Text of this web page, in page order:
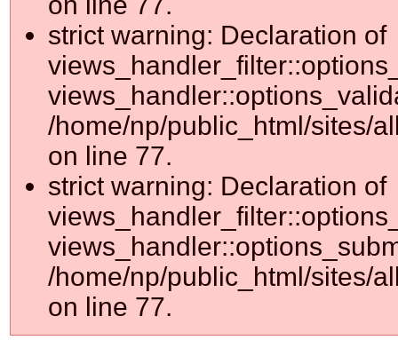
strict warning: Declaration of
/home/np/public_html/sites/
on line 77.
strict warning: Declaration of
/home/np/public_html/sites/
on line 77.